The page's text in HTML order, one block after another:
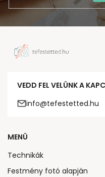
VEDD FEL VELÜNK A
info@tefestetted.hu
MENÜ
Technikák
Festmény fotó alapján